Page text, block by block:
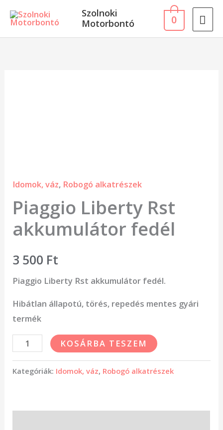
content
Szolnoki
Motorbontó
0
Idomok, váz, Robogó alkatrészek
Piaggio Liberty Rst
akkumulátor fedél
3 500 Ft
Piaggio Liberty Rst akkumulátor fedél.
Hibátlan állapotú, törés, repedés mentes gyári
termék
KOSÁRBA TESZEM
Kategóriák: Idomok, váz, Robogó alkatrészek